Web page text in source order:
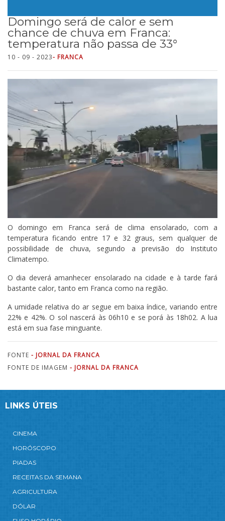
Domingo será de calor e sem
chance de chuva em Franca:
temperatura não passa de 33°
10 - 09 - 2023- FRANCA
O domingo em Franca será de clima ensolarado, com a
temperatura ficando entre 17 e 32 graus, sem qualquer de
possibilidade de chuva, segundo a previsão do Instituto
Climatempo.
O dia deverá amanhecer ensolarado na cidade e à tarde fará
bastante calor, tanto em Franca como na região.
A umidade relativa do ar segue em baixa índice, variando entre
22% e 42%. O sol nascerá às 06h10 e se porá às 18h02. A lua
está em sua fase minguante.
FONTE - JORNAL DA FRANCA
FONTE DE IMAGEM - JORNAL DA FRANCA
LINKS ÚTEIS
CINEMA
HORÓSCOPO
PIADAS
RECEITAS DA SEMANA
AGRICULTURA
DÓLAR